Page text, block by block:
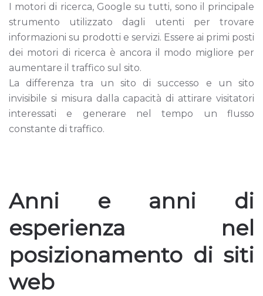
I motori di ricerca, Google su tutti, sono il principale
strumento utilizzato dagli utenti per trovare
informazioni su prodotti e servizi. Essere ai primi posti
dei motori di ricerca è ancora il modo migliore per
aumentare il traffico sul sito.
La differenza tra un sito di successo e un sito
invisibile si misura dalla capacità di attirare visitatori
interessati e generare nel tempo un flusso
constante di traffico.
Anni e anni di
esperienza nel
posizionamento di siti
web